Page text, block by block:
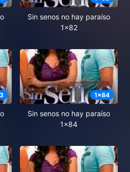
Sin senos no hay paraíso
1x82
1x84
Sin senos no hay paraíso
1x84